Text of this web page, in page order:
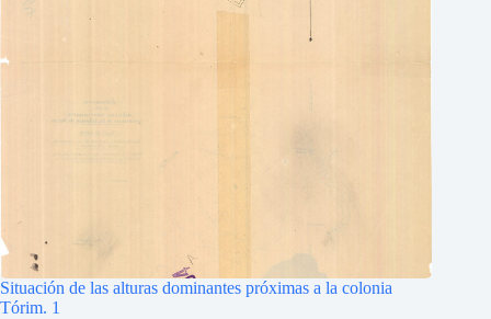
Situación de las alturas dominantes próximas a la colonia
Tórim. 1